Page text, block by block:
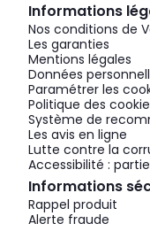
Informations
Nos conditions de
Les garanties
Mentions légales
Données
Paramétrer les
Politique des
Système de
Les avis en ligne
Lutte contre la
Accessibilité :
Informations
Rappel produit
Alerte fraude